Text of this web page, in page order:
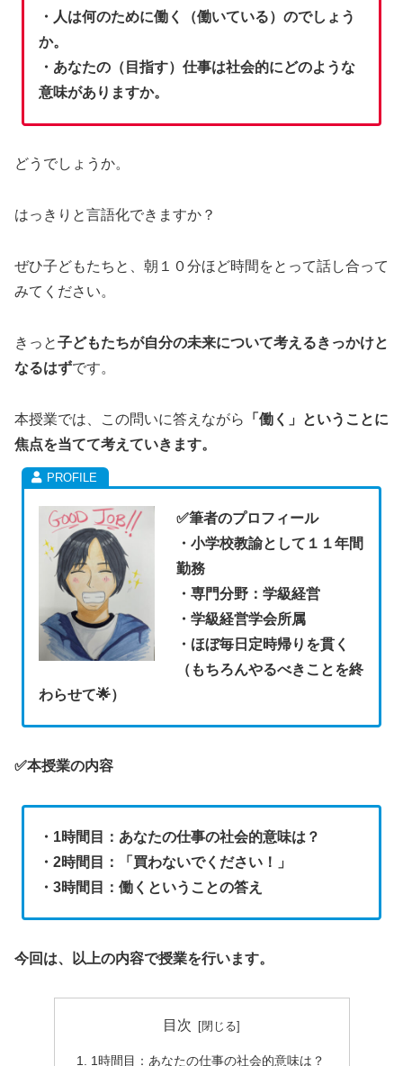
・人は何のために働く（働いている）のでしょう
か。
・あなたの（目指す）仕事は社会的にどのような
意味がありますか。
どうでしょうか。
はっきりと言語化できますか？
ぜひ子どもたちと、朝１０分ほど時間をとって話し合って
みてください。
きっと子どもたちが自分の未来について考えるきっかけと
なるはずです。
本授業では、この問いに答えながら
「働く」ということに
焦点を当てて考えていきます。
✅筆者のプロフィール
・小学校教諭として１１年間
勤務
・専門分野：学級経営
・学級経営学会所属
・ほぼ毎日定時帰りを貫く
（もちろんやるべきことを終
わらせて🌟）
✅本授業の内容
・ 1時間目
：あなたの仕事の社会的意味は？
・2時間目：「 買わないでください！」
・3時間目：働くということの答え
今回は、以上の内容で授業を行います。
目次
1時間目：あなたの仕事の社会的意味は？